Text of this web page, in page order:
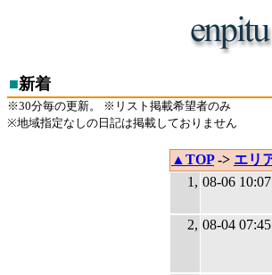
■新着
※30分毎の更新。 ※リスト掲載希望者のみ
※地域指定なしの日記は掲載しておりません
▲TOP-> エリ
1, 08-06 10:07
2, 08-04 07:45